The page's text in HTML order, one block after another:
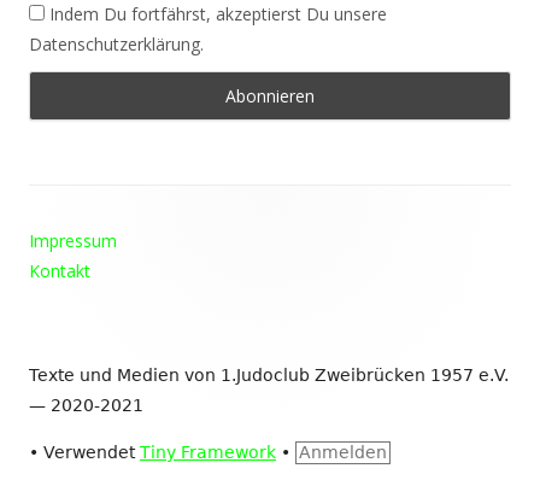
Indem Du fortfährst, akzeptierst Du unsere
Datenschutzerklärung.
Inhalt
Impressum
Kontakt
Texte und Medien von 1.Judoclub Zweibrücken 1957 e.V.
— 2020-2021
• VerwendetTiny Framework • Anmelden